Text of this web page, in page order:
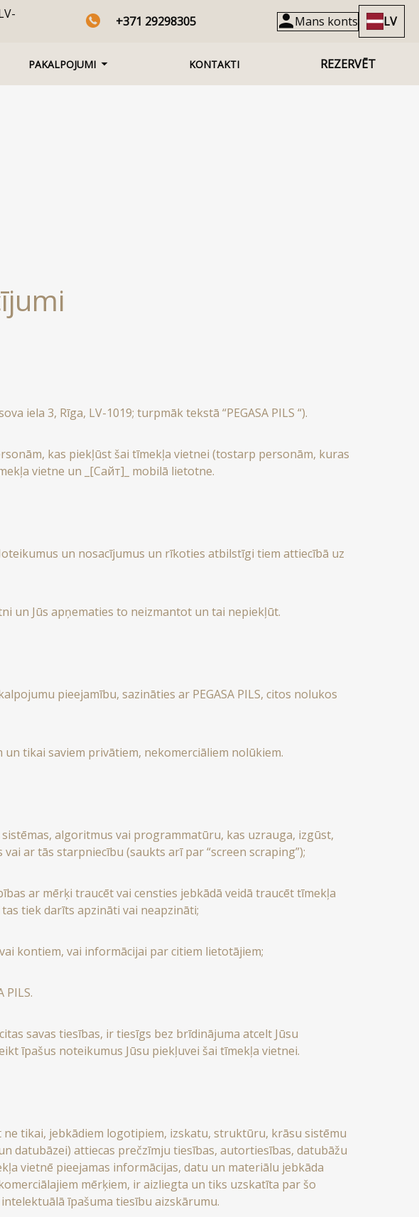
+371 29298305 Mans konts LV
PAKALPOJUMI KONTAKTI REZERVĒT
iela 3, Rīga, LV-1019; turpmāk tekstā “PEGASA PILS “).
kas piekļūst šai tīmekļa vietnei (tostarp personām, kuras
vietne un _[Сайт]_ mobilā lietotne.
un nosacījumus un rīkoties atbilstīgi tiem attiecībā uz
un Jūs apņematies to neizmantot un tai nepiekļūt.
pieejamību, sazināties ar PEGASA PILS, citos nolukos
tikai saviem privātiem, nekomerciāliem nolūkiem.
algoritmus vai programmatūru, kas uzrauga, izgūst,
ar tās starpniecību (saukts arī par “screen scraping”);
ar mērķi traucēt vai censties jebkādā veidā traucēt tīmekļa
tiek darīts apzināti vai neapzināti;
kontiem, vai informācijai par citiem lietotājiem;
PILS.
savas tiesības, ir tiesīgs bez brīdinājuma atcelt Jūsu
īpašus noteikumus Jūsu piekļuvei šai tīmekļa vietnei.
tikai, jebkādiem logotipiem, izskatu, struktūru, krāsu sistēmu
datubāzei) attiecas prečzīmju tiesības, autortiesības, datubāžu
vietnē pieejamas informācijas, datu un materiālu jebkāda
mērķiem, ir aizliegta un tiks uzskatīta par šo
īpašuma tiesību aizskārumu.